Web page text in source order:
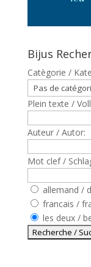
Bijus
Catègorie /
Plein texte /
Auteur / Autor:
Mot clef /
allemand /
francais /
les deux /